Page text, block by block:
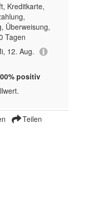
Kreditkarte,
Überweisung,
Tagen
12. Aug.
positiv
Teilen